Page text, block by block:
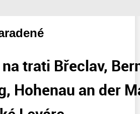
trati Břeclav,
Hohenau an der